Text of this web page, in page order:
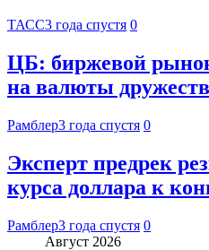
ТАСС3 года спустя 0
ЦБ: биржевой
на валюты
Рамблер3 года спустя 0
Эксперт предрек
курса доллара к
Рамблер3 года спустя 0
Август 2026